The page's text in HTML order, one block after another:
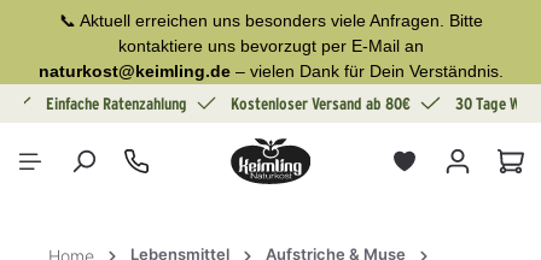
springen
📞 Aktuell erreichen uns besonders viele Anfragen. Bitte
kontaktiere uns bevorzugt per E-Mail an
naturkost@keimling.de– vielen Dank für Dein Verständnis.
Einfache Ratenzahlung Kostenloser Versand ab 80€ 30 Tage
Home Lebensmittel
Aufstriche & Muse